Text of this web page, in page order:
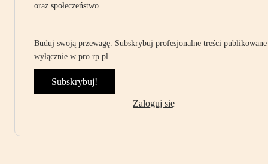
oraz społeczeństwo.
Buduj swoją przewagę. Subskrybuj profesjonalne treści publikowane
wyłącznie w pro.rp.pl.
Subskrybuj!
Zaloguj się